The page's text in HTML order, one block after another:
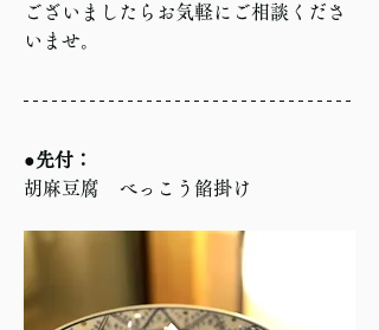
ございましたらお気軽にご相談くださ
いませ。
●先付：
胡麻豆腐　べっこう餡掛け